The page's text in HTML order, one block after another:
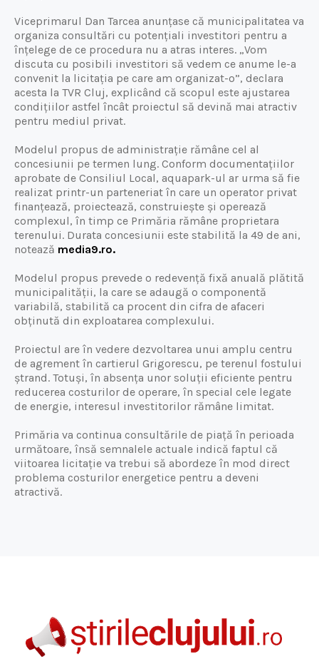
Viceprimarul Dan Tarcea anunțase că municipalitatea va
organiza consultări cu potențiali investitori pentru a
înțelege de ce procedura nu a atras interes. „Vom
discuta cu posibili investitori să vedem ce anume le-a
convenit la licitația pe care am organizat-o”, declara
acesta la TVR Cluj, explicând că scopul este ajustarea
condițiilor astfel încât proiectul să devină mai atractiv
pentru mediul privat.
Modelul propus de administrație rămâne cel al
concesiunii pe termen lung. Conform documentațiilor
aprobate de Consiliul Local, aquapark-ul ar urma să fie
realizat printr-un parteneriat în care un operator privat
finanțează, proiectează, construiește și operează
complexul, în timp ce Primăria rămâne proprietara
terenului. Durata concesiunii este stabilită la 49 de ani,
notează media9.ro.
Modelul propus prevede o redevență fixă anuală plătită
municipalității, la care se adaugă o componentă
variabilă, stabilită ca procent din cifra de afaceri
obținută din exploatarea complexului.
Proiectul are în vedere dezvoltarea unui amplu centru
de agrement în cartierul Grigorescu, pe terenul fostului
ștrand. Totuși, în absența unor soluții eficiente pentru
reducerea costurilor de operare, în special cele legate
de energie, interesul investitorilor rămâne limitat.
Primăria va continua consultările de piață în perioada
următoare, însă semnalele actuale indică faptul că
viitoarea licitație va trebui să abordeze în mod direct
problema costurilor energetice pentru a deveni
atractivă.